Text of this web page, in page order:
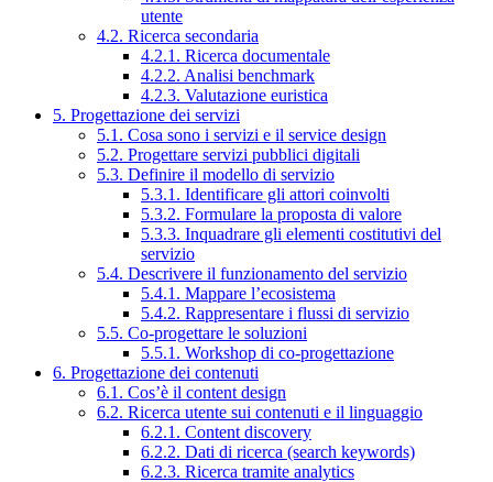
utente
4.2. Ricerca secondaria
4.2.1. Ricerca documentale
4.2.2. Analisi benchmark
4.2.3. Valutazione euristica
5. Progettazione dei servizi
5.1. Cosa sono i servizi e il service design
5.2. Progettare servizi pubblici digitali
5.3. Definire il modello di servizio
5.3.1. Identificare gli attori coinvolti
5.3.2. Formulare la proposta di valore
5.3.3. Inquadrare gli elementi costitutivi del
servizio
5.4. Descrivere il funzionamento del servizio
5.4.1. Mappare l’ecosistema
5.4.2. Rappresentare i flussi di servizio
5.5. Co-progettare le soluzioni
5.5.1. Workshop di co-progettazione
6. Progettazione dei contenuti
6.1. Cos’è il content design
6.2. Ricerca utente sui contenuti e il linguaggio
6.2.1. Content discovery
6.2.2. Dati di ricerca (search keywords)
6.2.3. Ricerca tramite analytics